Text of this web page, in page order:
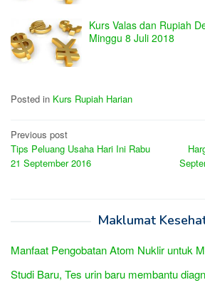
Kurs Valas dan Rupiah
Minggu 8 Juli 2018
Posted in Kurs Rupiah Harian
Post
navigation
Previous post
Tips Peluang Usaha Hari Ini Rabu
21 September 2016
Maklumat
Manfaat Pengobatan Atom Nuklir untuk
Studi Baru, Tes urin baru membantu